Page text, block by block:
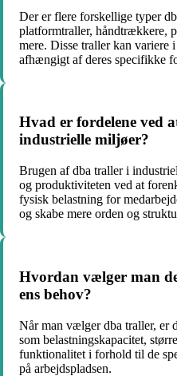
Der er flere forskellige typer
platformtraller, håndtrækkere,
mere. Disse traller kan variere
afhængigt af deres specifikke
Hvad er fordelene ved
industrielle miljøer?
Brugen af dba traller i
og produktiviteten ved at
fysisk belastning for
og skabe mere orden og
Hvordan vælger man
ens behov?
Når man vælger dba traller, er
som belastningskapacitet,
funktionalitet i forhold til de
på arbejdspladsen.